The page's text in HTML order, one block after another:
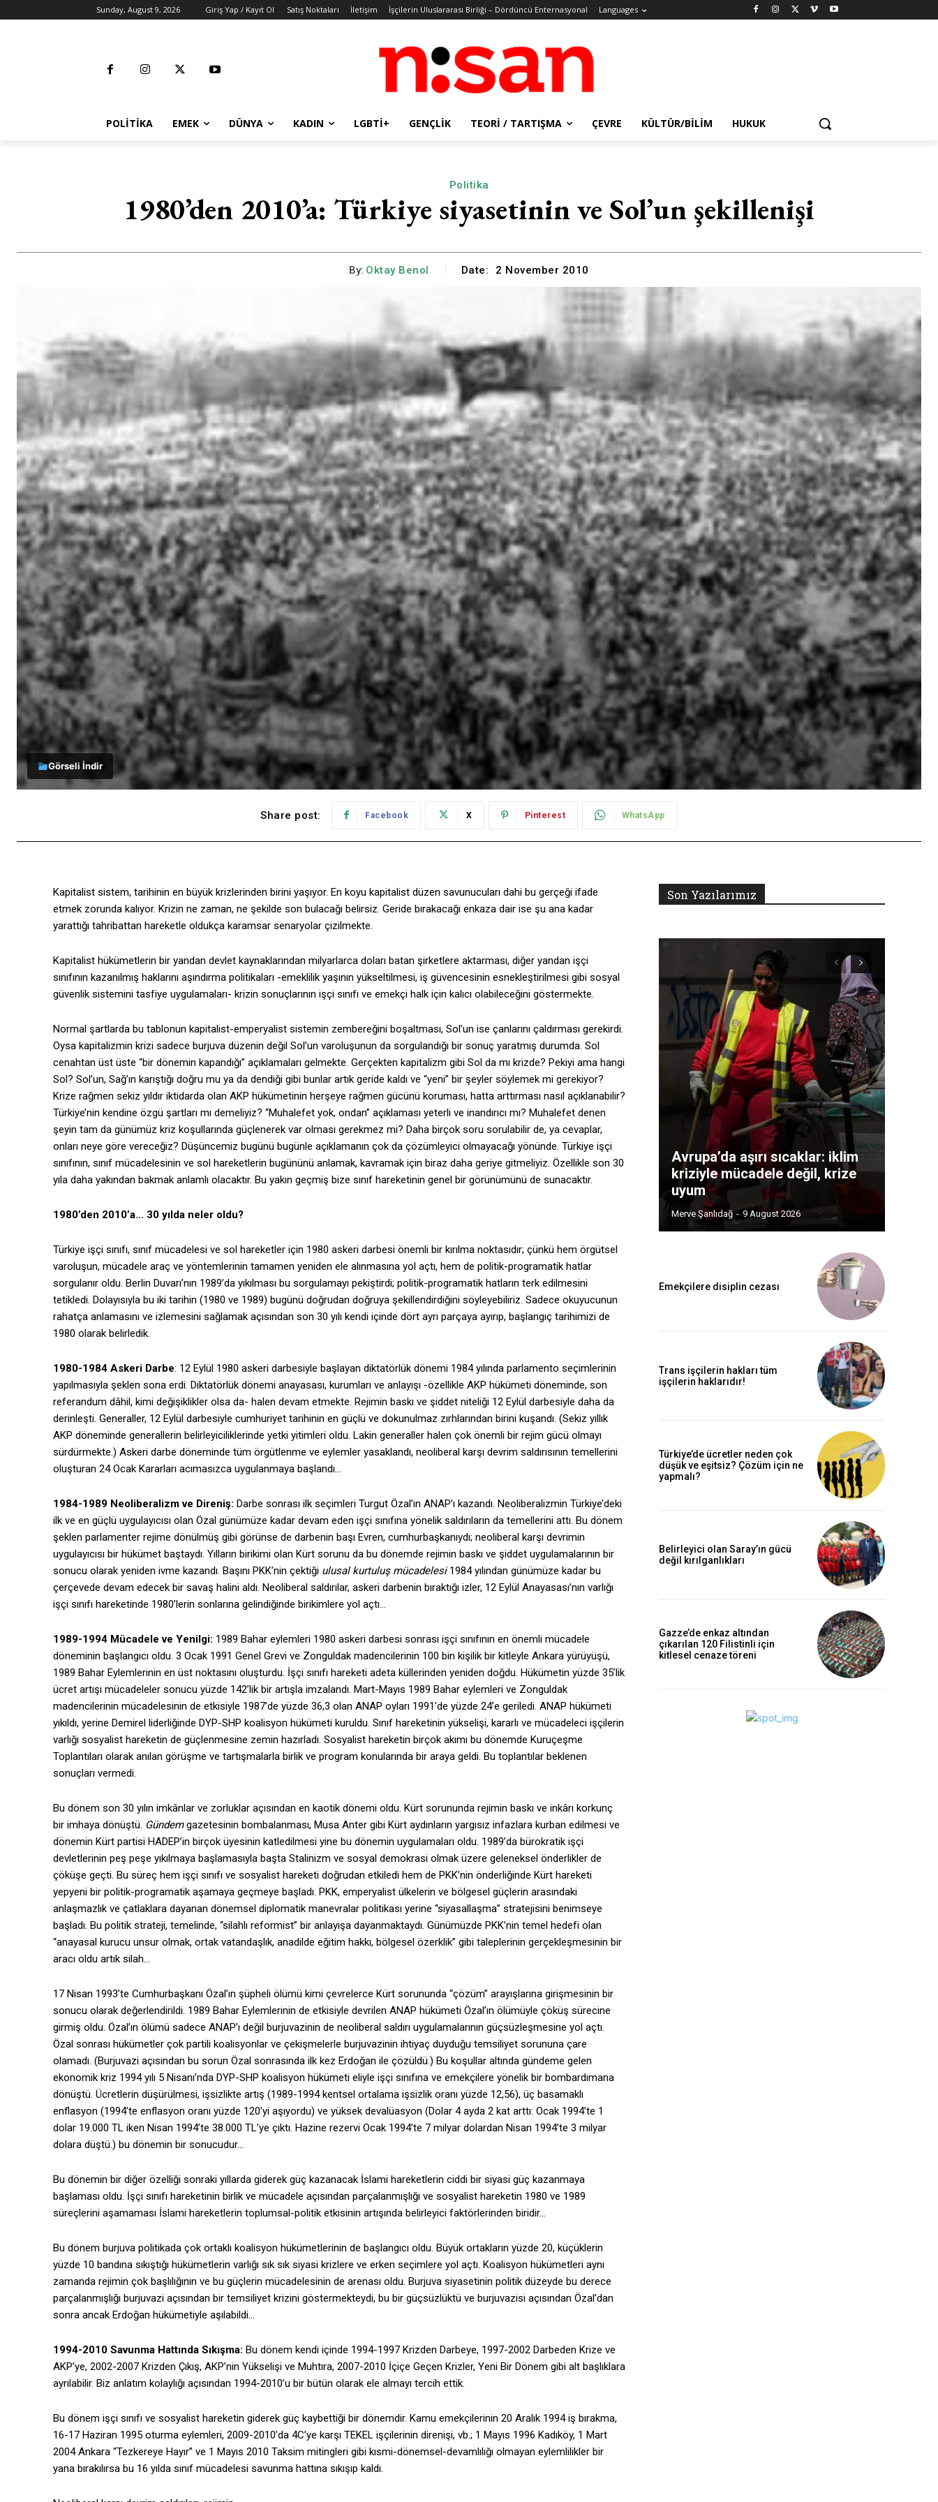
Sunday, August 9, 2026 Giriş Yap / Kayıt Ol Satış Noktaları İletişim İşçilerin Uluslararası Birliği – Dördüncü Enternasyonal Languages
POLITIKA EMEK DÜNYA KADIN LGBTİ+ GENÇLIK TEORI / TARTIŞMA ÇEVRE KÜLTÜR/BILIM HUKUK
Politika
1980’den 2010’a: Türkiye siyasetinin ve Sol’un şekillenişi
By: Oktay Benol Date: 2 November 2010
Görseli İndir
Share post: Facebook X Pinterest WhatsApp
Kapitalist sistem, tarihinin en büyük krizlerinden birini yaşıyor. En koyu kapitalist düzen savunucuları dahi bu gerçeği ifade
etmek zorunda kalıyor. Krizin ne zaman, ne şekilde son bulacağı belirsiz. Geride bırakacağı enkaza dair ise şu ana kadar
yarattığı tahribattan hareketle oldukça karamsar senaryolar çizilmekte.
Kapitalist hükümetlerin bir yandan devlet kaynaklarından milyarlarca doları batan şirketlere aktarması, diğer yandan işçi
sınıfının kazanılmış haklarını aşındırma politikaları -emeklilik yaşının yükseltilmesi, iş güvencesinin esnekleştirilmesi gibi sosyal
güvenlik sistemini tasfiye uygulamaları- krizin sonuçlarının işçi sınıfı ve emekçi halk için kalıcı olabileceğini göstermekte.
Normal şartlarda bu tablonun kapitalist-emperyalist sistemin zembereğini boşaltması, Sol’un ise çanlarını çaldırması gerekirdi.
Oysa kapitalizmin krizi sadece burjuva düzenin değil Sol’un varoluşunun da sorgulandığı bir sonuç yaratmış durumda. Sol
cenahtan üst üste “bir dönemin kapandığı” açıklamaları gelmekte. Gerçekten kapitalizm gibi Sol da mı krizde? Pekiyi ama hangi
Sol? Sol’un, Sağ’ın karıştığı doğru mu ya da dendiği gibi bunlar artık geride kaldı ve “yeni” bir şeyler söylemek mi gerekiyor?
Krize rağmen sekiz yıldır iktidarda olan AKP hükümetinin herşeye rağmen gücünü koruması, hatta arttırması nasıl açıklanabilir?
Türkiye’nin kendine özgü şartları mı demeliyiz? “Muhalefet yok, ondan” açıklaması yeterli ve inandırıcı mı? Muhalefet denen
şeyin tam da günümüz kriz koşullarında güçlenerek var olması gerekmez mi? Daha birçok soru sorulabilir de, ya cevaplar,
onları neye göre vereceğiz? Düşüncemiz bugünü bugünle açıklamanın çok da çözümleyici olmayacağı yönünde. Türkiye işçi
sınıfının, sınıf mücadelesinin ve sol hareketlerin bugününü anlamak, kavramak için biraz daha geriye gitmeliyiz. Özellikle son 30
yıla daha yakından bakmak anlamlı olacaktır. Bu yakın geçmiş bize sınıf hareketinin genel bir görünümünü de sunacaktır.
1980’den 2010’a… 30 yılda neler oldu?
Türkiye işçi sınıfı, sınıf mücadelesi ve sol hareketler için 1980 askeri darbesi önemli bir kırılma noktasıdır; çünkü hem örgütsel
varoluşun, mücadele araç ve yöntemlerinin tamamen yeniden ele alınmasına yol açtı, hem de politik-programatik hatlar
sorgulanır oldu. Berlin Duvarı’nın 1989’da yıkılması bu sorgulamayı pekiştirdi; politik-programatik hatların terk edilmesini
tetikledi. Dolayısıyla bu iki tarihin (1980 ve 1989) bugünü doğrudan doğruya şekillendirdiğini söyleyebiliriz. Sadece okuyucunun
rahatça anlamasını ve izlemesini sağlamak açısından son 30 yılı kendi içinde dört ayrı parçaya ayırıp, başlangıç tarihimizi de
1980 olarak belirledik.
1980-1984 Askeri Darbe: 12 Eylül 1980 askeri darbesiyle başlayan diktatörlük dönemi 1984 yılında parlamento seçimlerinin
yapılmasıyla şeklen sona erdi. Diktatörlük dönemi anayasası, kurumları ve anlayışı -özellikle AKP hükümeti döneminde, son
referandum dâhil, kimi değişiklikler olsa da- halen devam etmekte. Rejimin baskı ve şiddet niteliği 12 Eylül darbesiyle daha da
derinleşti. Generaller, 12 Eylül darbesiyle cumhuriyet tarihinin en güçlü ve dokunulmaz zırhlarından birini kuşandı. (Sekiz yıllık
AKP döneminde generallerin belirleyiciliklerinde yetki yitimleri oldu. Lakin generaller halen çok önemli bir rejim gücü olmayı
sürdürmekte.) Askeri darbe döneminde tüm örgütlenme ve eylemler yasaklandı, neoliberal karşı devrim saldırısının temellerini
oluşturan 24 Ocak Kararları acımasızca uygulanmaya başlandı…
1984-1989 Neoliberalizm ve Direniş: Darbe sonrası ilk seçimleri Turgut Özal’ın ANAP’ı kazandı. Neoliberalizmin Türkiye’deki
ilk ve en güçlü uygulayıcısı olan Özal günümüze kadar devam eden işçi sınıfına yönelik saldırıların da temellerini attı. Bu dönem
şeklen parlamenter rejime dönülmüş gibi görünse de darbenin başı Evren, cumhurbaşkanıydı; neoliberal karşı devrimin
uygulayıcısı bir hükümet baştaydı. Yılların birikimi olan Kürt sorunu da bu dönemde rejimin baskı ve şiddet uygulamalarının bir
sonucu olarak yeniden ivme kazandı. Başını PKK’nin çektiği ulusal kurtuluş mücadelesi1984 yılından günümüze kadar bu
çerçevede devam edecek bir savaş halini aldı. Neoliberal saldırılar, askeri darbenin bıraktığı izler, 12 Eylül Anayasası’nın varlığı
işçi sınıfı hareketinde 1980’lerin sonlarına gelindiğinde birikimlere yol açtı…
1989-1994 Mücadele ve Yenilgi: 1989 Bahar eylemleri 1980 askeri darbesi sonrası işçi sınıfının en önemli mücadele
döneminin başlangıcı oldu. 3 Ocak 1991 Genel Grevi ve Zonguldak madencilerinin 100 bin kişilik bir kitleyle Ankara yürüyüşü,
1989 Bahar Eylemlerinin en üst noktasını oluşturdu. İşçi sınıfı hareketi adeta küllerinden yeniden doğdu. Hükümetin yüzde 35’lik
ücret artışı mücadeleler sonucu yüzde 142’lik bir artışla imzalandı. Mart-Mayıs 1989 Bahar eylemleri ve Zonguldak
madencilerinin mücadelesinin de etkisiyle 1987’de yüzde 36,3 olan ANAP oyları 1991’de yüzde 24’e geriledi. ANAP hükümeti
yıkıldı, yerine Demirel liderliğinde DYP-SHP koalisyon hükümeti kuruldu. Sınıf hareketinin yükselişi, kararlı ve mücadeleci işçilerin
varlığı sosyalist hareketin de güçlenmesine zemin hazırladı. Sosyalist hareketin birçok akımı bu dönemde Kuruçeşme
Toplantıları olarak anılan görüşme ve tartışmalarla birlik ve program konularında bir araya geldi. Bu toplantılar beklenen
sonuçları vermedi.
Bu dönem son 30 yılın imkânlar ve zorluklar açısından en kaotik dönemi oldu. Kürt sorununda rejimin baskı ve inkârı korkunç
bir imhaya dönüştü. Gündemgazetesinin bombalanması, Musa Anter gibi Kürt aydınların yargısız infazlara kurban edilmesi ve
dönemin Kürt partisi HADEP’in birçok üyesinin katledilmesi yine bu dönemin uygulamaları oldu. 1989’da bürokratik işçi
devletlerinin peş peşe yıkılmaya başlamasıyla başta Stalinizm ve sosyal demokrasi olmak üzere geleneksel önderlikler de
çöküşe geçti. Bu süreç hem işçi sınıfı ve sosyalist hareketi doğrudan etkiledi hem de PKK’nin önderliğinde Kürt hareketi
yepyeni bir politik-programatik aşamaya geçmeye başladı. PKK, emperyalist ülkelerin ve bölgesel güçlerin arasındaki
anlaşmazlık ve çatlaklara dayanan dönemsel diplomatik manevralar politikası yerine “siyasallaşma” stratejisini benimseye
başladı. Bu politik strateji, temelinde, “silahlı reformist” bir anlayışa dayanmaktaydı. Günümüzde PKK’nin temel hedefi olan
“anayasal kurucu unsur olmak, ortak vatandaşlık, anadilde eğitim hakkı, bölgesel özerklik” gibi taleplerinin gerçekleşmesinin bir
aracı oldu artık silah…
17 Nisan 1993’te Cumhurbaşkanı Özal’ın şüpheli ölümü kimi çevrelerce Kürt sorununda “çözüm” arayışlarına girişmesinin bir
sonucu olarak değerlendirildi. 1989 Bahar Eylemlerinin de etkisiyle devrilen ANAP hükümeti Özal’ın ölümüyle çöküş sürecine
girmiş oldu. Özal’ın ölümü sadece ANAP’ı değil burjuvazinin de neoliberal saldırı uygulamalarının güçsüzleşmesine yol açtı.
Özal sonrası hükümetler çok partili koalisyonlar ve çekişmelerle burjuvazinin ihtiyaç duyduğu temsiliyet sorununa çare
olamadı. (Burjuvazi açısından bu sorun Özal sonrasında ilk kez Erdoğan ile çözüldü.) Bu koşullar altında gündeme gelen
ekonomik kriz 1994 yılı 5 Nisanı’nda DYP-SHP koalisyon hükümeti eliyle işçi sınıfına ve emekçilere yönelik bir bombardımana
dönüştü. Ücretlerin düşürülmesi, işsizlikte artış (1989-1994 kentsel ortalama işsizlik oranı yüzde 12,56), üç basamaklı
enflasyon (1994’te enflasyon oranı yüzde 120’yi aşıyordu) ve yüksek devalüasyon (Dolar 4 ayda 2 kat arttı: Ocak 1994’te 1
dolar 19.000 TL iken Nisan 1994’te 38.000 TL’ye çıktı. Hazine rezervi Ocak 1994’te 7 milyar dolardan Nisan 1994’te 3 milyar
dolara düştü.) bu dönemin bir sonucudur…
Bu dönemin bir diğer özelliği sonraki yıllarda giderek güç kazanacak İslami hareketlerin ciddi bir siyasi güç kazanmaya
başlaması oldu. İşçi sınıfı hareketinin birlik ve mücadele açısından parçalanmışlığı ve sosyalist hareketin 1980 ve 1989
süreçlerini aşamaması İslami hareketlerin toplumsal-politik etkisinin artışında belirleyici faktörlerinden biridir…
Bu dönem burjuva politikada çok ortaklı koalisyon hükümetlerinin de başlangıcı oldu. Büyük ortakların yüzde 20, küçüklerin
yüzde 10 bandına sıkıştığı hükümetlerin varlığı sık sık siyasi krizlere ve erken seçimlere yol açtı. Koalisyon hükümetleri aynı
zamanda rejimin çok başlılığının ve bu güçlerin mücadelesinin de arenası oldu. Burjuva siyasetinin politik düzeyde bu derece
parçalanmışlığı burjuvazi açısından bir temsiliyet krizini göstermekteydi, bu bir güçsüzlüktü ve burjuvazisi açısından Özal’dan
sonra ancak Erdoğan hükümetiyle aşılabildi…
1994-2010 Savunma Hattında Sıkışma: Bu dönem kendi içinde 1994-1997 Krizden Darbeye, 1997-2002 Darbeden Krize ve
AKP’ye, 2002-2007 Krizden Çıkış, AKP’nin Yükselişi ve Muhtıra, 2007-2010 İçiçe Geçen Krizler, Yeni Bir Dönem gibi alt başlıklara
ayrılabilir. Biz anlatım kolaylığı açısından 1994-2010’u bir bütün olarak ele almayı tercih ettik.
Bu dönem işçi sınıfı ve sosyalist hareketin giderek güç kaybettiği bir dönemdir. Kamu emekçilerinin 20 Aralık 1994 iş bırakma,
16-17 Haziran 1995 oturma eylemleri, 2009-2010’da 4C’ye karşı TEKEL işçilerinin direnişi, vb.; 1 Mayıs 1996 Kadıköy, 1 Mart
2004 Ankara “Tezkereye Hayır” ve 1 Mayıs 2010 Taksim mitingleri gibi kısmi-dönemsel-devamlılığı olmayan eylemlilikler bir
yana bırakılırsa bu 16 yılda sınıf mücadelesi savunma hattına sıkışıp kaldı.
Son Yazılarımız
Avrupa’da aşırı sıcaklar: iklim
kriziyle mücadele değil, krize
uyum
Merve Şanlıdağ - 9 August 2026
Emekçilere disiplin cezası
Trans işçilerin hakları tüm
işçilerin haklarıdır!
Türkiye’de ücretler neden çok
düşük ve eşitsiz? Çözüm için ne
yapmalı?
Belirleyici olan Saray’ın gücü
değil kırılganlıkları
Gazze’de enkaz altından
çıkarılan 120 Filistinli için
kitlesel cenaze töreni